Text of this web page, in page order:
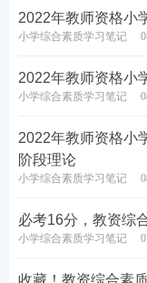
2、学生是发展的
3、学生是具有个
2022年真题示
是不是蓝的呢?马
2022年教师资格小
小学综合素质学习笔记
2022年教师资格小
小学综合素质学习笔记
2022年教师资格小
阶段理论
小学综合素质学习笔记
必考16分，教资综
小学综合素质学习笔记